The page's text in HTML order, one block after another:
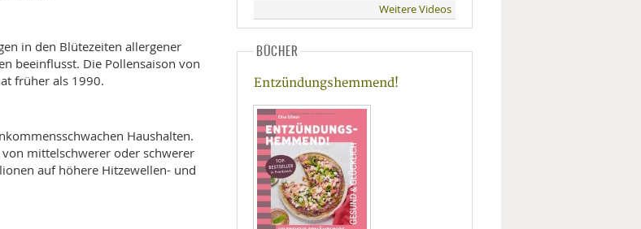
in den Blütezeiten allergener
beeinflusst. Die Pollensaison von
früher als 1990.
Haushalten.
mittelschwerer oder schwerer
auf höhere Hitzewellen- und
Weitere Videos
BÜCHER
Entzündungshemmend!